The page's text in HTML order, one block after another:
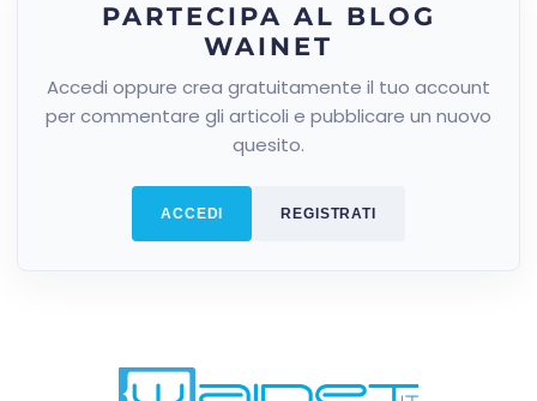
PARTECIPA AL BLOG
WAINET
Accedi oppure crea gratuitamente il tuo account
per commentare gli articoli e pubblicare un nuovo
quesito.
ACCEDI REGISTRATI